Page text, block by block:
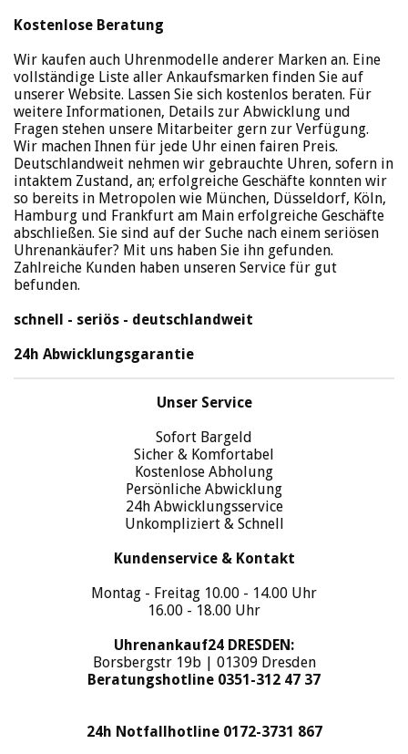
Kostenlose Beratung
Wir kaufen auch Uhrenmodelle anderer Marken an. Eine
vollständige Liste aller Ankaufsmarken finden Sie auf
unserer Website. Lassen Sie sich kostenlos beraten. Für
weitere Informationen, Details zur Abwicklung und
Fragen stehen unsere Mitarbeiter gern zur Verfügung.
Wir machen Ihnen für jede Uhr einen fairen Preis.
Deutschlandweit nehmen wir gebrauchte Uhren, sofern in
intaktem Zustand, an; erfolgreiche Geschäfte konnten wir
so bereits in Metropolen wie München, Düsseldorf, Köln,
Hamburg und Frankfurt am Main erfolgreiche Geschäfte
abschließen. Sie sind auf der Suche nach einem seriösen
Uhrenankäufer? Mit uns haben Sie ihn gefunden.
Zahlreiche Kunden haben unseren Service für gut
befunden.
schnell - seriös - deutschlandweit
24h Abwicklungsgarantie
Unser Service
Sofort Bargeld
Sicher & Komfortabel
Kostenlose Abholung
Persönliche Abwicklung
24h Abwicklungsservice
Unkompliziert & Schnell
Kundenservice & Kontakt
Montag - Freitag 10.00 - 14.00 Uhr
16.00 - 18.00 Uhr
Uhrenankauf24 DRESDEN:
Borsbergstr 19b | 01309 Dresden
Beratungshotline 0351-312 47 37
24h Notfallhotline 0172-3731 867